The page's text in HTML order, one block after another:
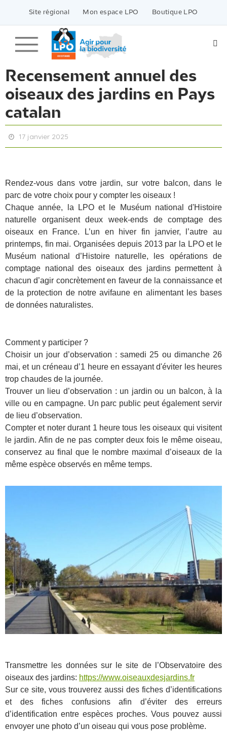
contenu
Site régional Mon espace LPO Boutique LPO
Recensement annuel des
oiseaux des jardins en Pays
catalan
17 janvier 2025
Rendez-vous dans votre jardin, sur votre balcon, dans le
parc de votre choix pour y compter les oiseaux !
Chaque année, la LPO et le Muséum national d'Histoire
naturelle organisent deux week-ends de comptage des
oiseaux en France. L’un en hiver fin janvier, l’autre au
printemps, fin mai. Organisées depuis 2013 par la LPO et le
Muséum national d’Histoire naturelle, les opérations de
comptage national des oiseaux des jardins permettent à
chacun d’agir concrètement en faveur de la connaissance et
de la protection de notre avifaune en alimentant les bases
de données naturalistes.
Comment y participer ?
Choisir un jour d’observation : samedi 25 ou dimanche 26
mai, et un créneau d’1 heure en essayant d'éviter les heures
trop chaudes de la journée.
Trouver un lieu d’observation : un jardin ou un balcon, à la
ville ou en campagne. Un parc public peut également servir
de lieu d’observation.
Compter et noter durant 1 heure tous les oiseaux qui visitent
le jardin. Afin de ne pas compter deux fois le même oiseau,
conservez au final que le nombre maximal d’oiseaux de la
même espèce observés en même temps.
Transmettre les données sur le site de l’Observatoire des
oiseaux des jardins: https://www.oiseauxdesjardins.fr
Sur ce site, vous trouverez aussi des fiches d’identifications
et des fiches confusions afin d’éviter des erreurs
d’identification entre espèces proches. Vous pouvez aussi
envoyer une photo d’un oiseau qui vous pose problème.